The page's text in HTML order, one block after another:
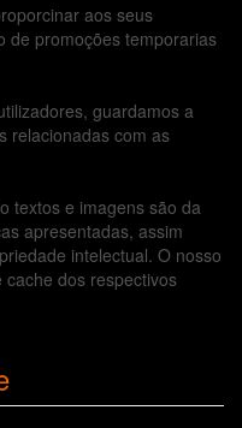
aos seus
de promoções temporarias
guardamos a
relacionadas com as
textos e imagens são da
apresentadas, assim
intelectual. O nosso
dos respectivos